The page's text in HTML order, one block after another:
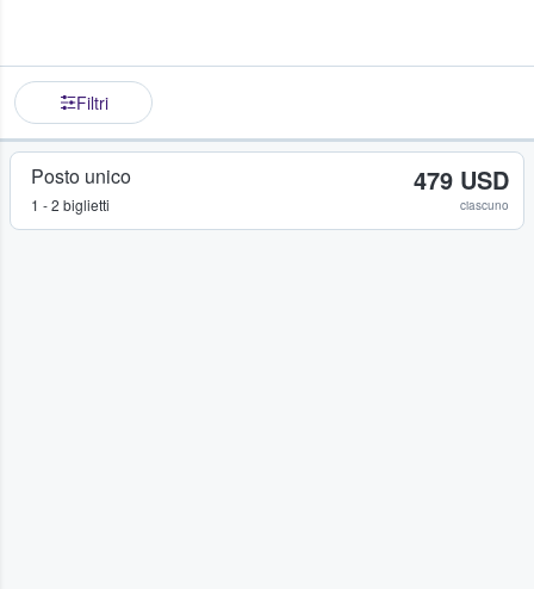
Filtri
Posto unico
1 - 2 biglietti
479 USD
ciascuno